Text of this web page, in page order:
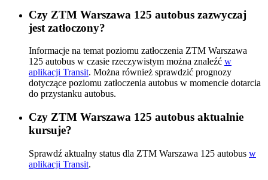
Czy ZTM Warszawa 125 autobus zazwyczaj
jest zatłoczony?
Informacje na temat poziomu zatłoczenia ZTM Warszawa
125 autobus w czasie rzeczywistym można znaleźć w
aplikacji Transit. Można również sprawdzić prognozy
dotyczące poziomu zatłoczenia autobus w momencie dotarcia
do przystanku autobus.
Czy ZTM Warszawa 125 autobus aktualnie
kursuje?
Sprawdź aktualny status dla ZTM Warszawa 125 autobus w
aplikacji Transit.